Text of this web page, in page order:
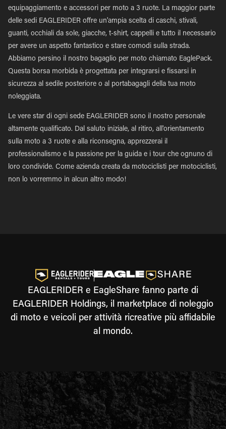
equipaggiamento e accessori per moto a 3 ruote. La maggior parte
delle sedi EAGLERIDER offre un'ampia scelta di caschi, stivali,
guanti, occhiali da sole, giacche, t-shirt, cappelli e tutto il necessario
per avere un aspetto fantastico e stare comodi sulla strada.
Abbiamo persino il nostro bagaglio per moto chiamato EaglePack.
Questa borsa morbida è progettata per integrarsi e fissarsi in
sicurezza al sedile posteriore o al portabagagli della tua moto
noleggiata.
Le vere star di ogni sede EAGLERIDER sono il nostro personale
altamente qualificato. Dal saluto iniziale, al ritiro, all'orientamento
sulla moto a 3 ruote e alla riconsegna, apprezzerai il
professionalismo e la passione per la guida e i tour che ognuno di
loro condivide. Come azienda creata da motociclisti per motociclisti,
non lo vorremmo in alcun altro modo!
EAGLERIDER e EagleShare fanno parte di
EAGLERIDER Holdings, il marketplace di noleggio
di moto e veicoli per attività ricreative più affidabile
al mondo.